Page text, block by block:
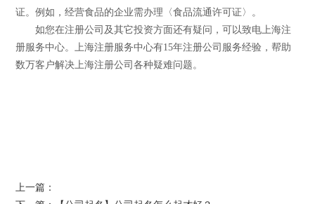
证。例如，经营食品的企业需办理〈食品流通许可证〉。
如您在注册公司及其它投资方面还有疑问，可以致电上海注
册服务中心。上海注册服务中心有15年注册公司服务经验，帮助
数万客户解决上海注册公司各种疑难问题。
上一篇：